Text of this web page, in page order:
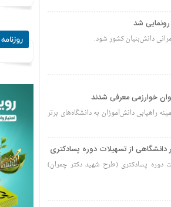
شد
دانش‌بنیان کشور شود.
خوارزمی معرفی شدند
راهیابی دانش‌آموزان به دانشگاه‌های برتر
از تسهیلات دوره پسادکتری
دوره پسادکتری (طرح شهید دکتر چمران)